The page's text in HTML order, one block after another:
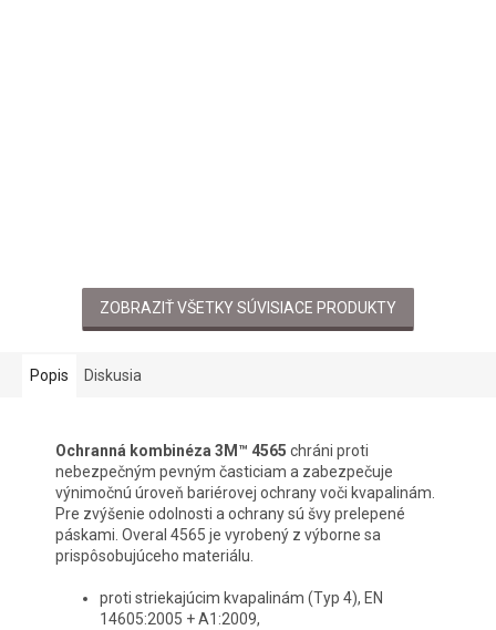
ZOBRAZIŤ VŠETKY SÚVISIACE PRODUKTY
Popis Diskusia
Ochranná kombinéza 3M™ 4565 chráni proti
nebezpečným pevným časticiam a zabezpečuje
výnimočnú úroveň bariérovej ochrany voči kvapalinám.
Pre zvýšenie odolnosti a ochrany sú švy prelepené
páskami. Overal 4565 je vyrobený z výborne sa
prispôsobujúceho materiálu.
proti striekajúcim kvapalinám (Typ 4), EN
14605:2005 + A1:2009,